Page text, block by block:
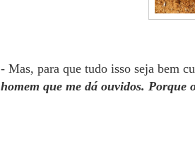
- Mas, para que tudo isso seja bem
homem que me dá ouvidos.